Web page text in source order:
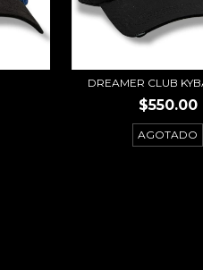
DREAMER CLUB
$550.00
AGOTADO